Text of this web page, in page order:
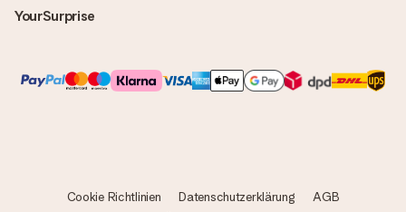
YourSurprise
Cookie Richtlinien Datenschutzerklärung
AGB